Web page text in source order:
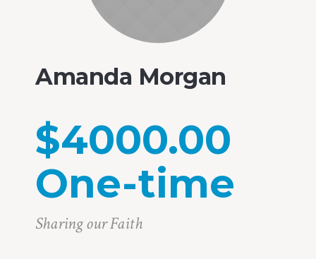
Amanda Morgan
$4000.00
One-time
Sharing our Faith